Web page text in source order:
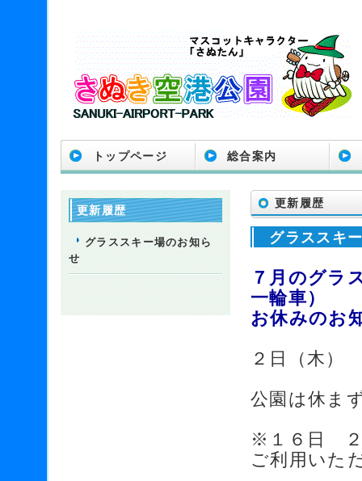
トップページ 総合案内
更新履歴
グラススキ
７月のグラ
一輪車）
お休みのお
２日（木
公園は休ま
※１６日 ２
ご利用いた
更新履歴
グラススキー場のお知ら
せ